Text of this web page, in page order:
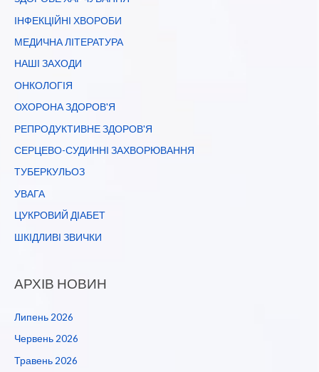
ІНФЕКЦІЙНІ ХВОРОБИ
МЕДИЧНА ЛІТЕРАТУРА
НАШІ ЗАХОДИ
ОНКОЛОГІЯ
ОХОРОНА ЗДОРОВ'Я
РЕПРОДУКТИВНЕ ЗДОРОВ'Я
СЕРЦЕВО-СУДИННІ ЗАХВОРЮВАННЯ
ТУБЕРКУЛЬОЗ
УВАГА
ЦУКРОВИЙ ДІАБЕТ
ШКІДЛИВІ ЗВИЧКИ
АРХІВ НОВИН
Липень 2026
Червень 2026
Травень 2026